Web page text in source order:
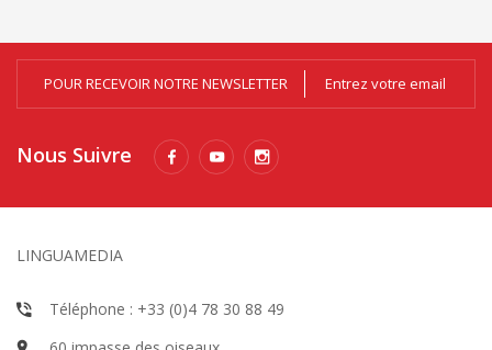
POUR RECEVOIR NOTRE NEWSLETTER
Nous Suivre
LINGUAMEDIA
Téléphone : +33 (0)4 78 30 88 49